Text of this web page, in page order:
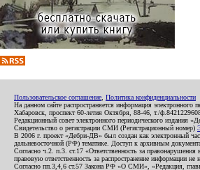
Пользовательское соглашение Политика конфиденциальности
На данном сайте распространяется информация
Хабаровск, проспект 60-летия Октября, 88-46, т./
Редакционный совет электронного периодического
Свидетельство о регистрации СМИ (Регистрационный номер)
В 2006 г. проект «Дебри-ДВ» был создан как электронный
дальневосточной (РФ) тематике. Доступ к архивным
Согласно ч.2. п.3. ст.17 «Ответственность за
правовую ответственность за распространение информации
Согласно пп.3,4,6 ст.57 Закона РФ «О СМИ», «Редакция,